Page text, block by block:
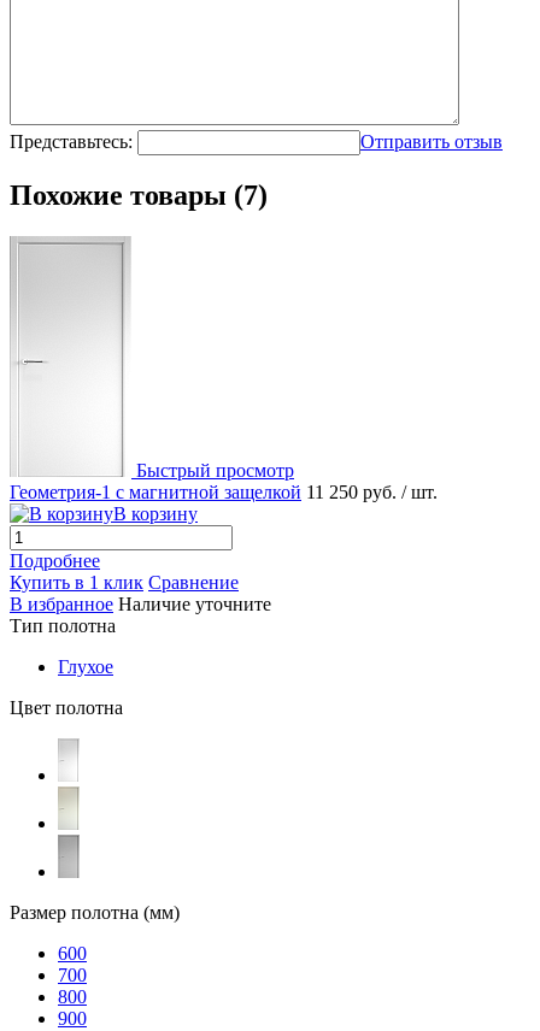
Представьтесь: Отправить отзыв
Похожие товары (7)
Быстрый просмотр
Геометрия-1 с магнитной защелкой 11 250 руб. / шт.
В корзину
Подробнее
Купить в 1 клик Сравнение
В избранное Наличие уточните
Тип полотна
Глухое
Цвет полотна
Размер полотна (мм)
600
700
800
900